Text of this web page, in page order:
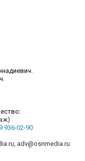
936-02-90
, adv@osnmedia.ru